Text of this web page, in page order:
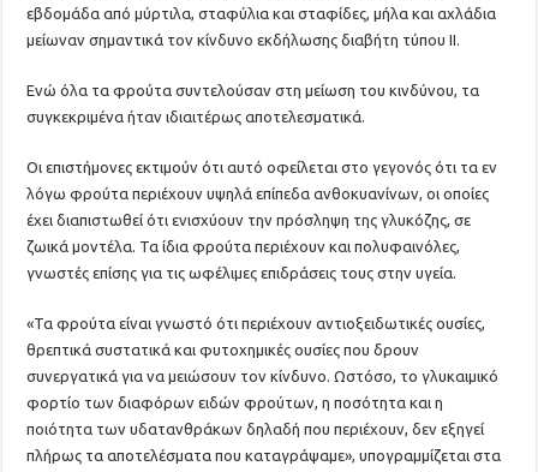
εβδομάδα από μύρτιλα, σταφύλια και σταφίδες, μήλα και αχλάδια
μείωναν σημαντικά τον κίνδυνο εκδήλωσης διαβήτη τύπου ΙΙ.
Ενώ όλα τα φρούτα συντελούσαν στη μείωση του κινδύνου, τα
συγκεκριμένα ήταν ιδιαιτέρως αποτελεσματικά.
Οι επιστήμονες εκτιμούν ότι αυτό οφείλεται στο γεγονός ότι τα εν
λόγω φρούτα περιέχουν υψηλά επίπεδα ανθοκυανίνων, οι οποίες
έχει διαπιστωθεί ότι ενισχύουν την πρόσληψη της γλυκόζης, σε
ζωικά μοντέλα. Τα ίδια φρούτα περιέχουν και πολυφαινόλες,
γνωστές επίσης για τις ωφέλιμες επιδράσεις τους στην υγεία.
«Τα φρούτα είναι γνωστό ότι περιέχουν αντιοξειδωτικές ουσίες,
θρεπτικά συστατικά και φυτοχημικές ουσίες που δρουν
συνεργατικά για να μειώσουν τον κίνδυνο. Ωστόσο, το γλυκαιμικό
φορτίο των διαφόρων ειδών φρούτων, η ποσότητα και η
ποιότητα των υδατανθράκων δηλαδή που περιέχουν, δεν εξηγεί
πλήρως τα αποτελέσματα που καταγράψαμε», υπογραμμίζεται στα